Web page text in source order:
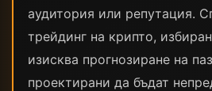
аудитория или репутация.
трейдинг на крипто,
изисква прогнозиране на
проектирани да бъдат